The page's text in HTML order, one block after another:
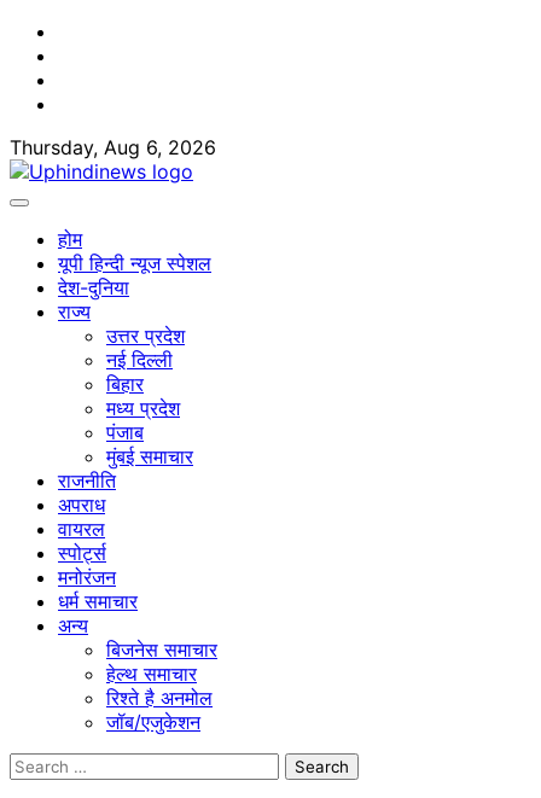
Skip
content
Thursday, Aug 6, 2026
होम
यूपी हिन्दी न्यूज स्पेशल
देश-दुनिया
राज्य
उत्तर प्रदेश
नई दिल्ली
बिहार
मध्य प्रदेश
पंजाब
मुंबई समाचार
राजनीति
अपराध
वायरल
स्पोर्ट्स
मनोरंजन
धर्म समाचार
अन्य
बिजनेस समाचार
हेल्थ समाचार
रिश्ते है अनमोल
जॉब/एजुकेशन
Search